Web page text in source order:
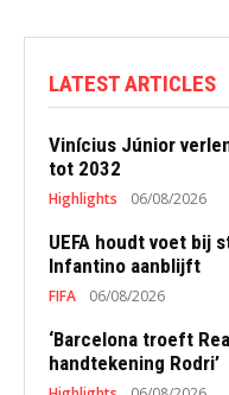
LATEST ARTICLES
Vinícius Júnior
tot 2032
Highlights 06/08/2026
UEFA houdt voet bij
Infantino aanblijft
FIFA 06/08/2026
‘Barcelona troeft
handtekening Rodri’